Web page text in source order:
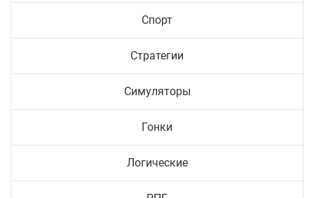
Спорт
Стратегии
Симуляторы
Гонки
Логические